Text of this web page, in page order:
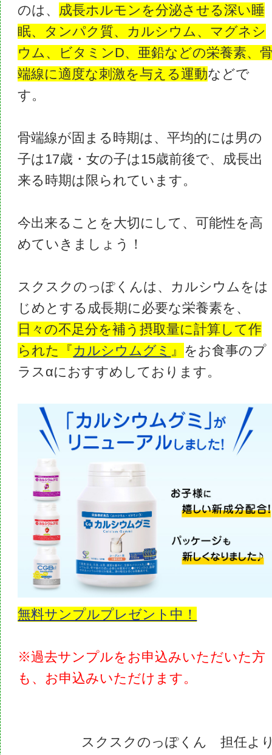
のは、 成長ホルモンを分泌させる深い睡
眠、タンパク質、カルシウム、マグネシ
ウム、ビタミンD、亜鉛などの栄養素、
端線に適度な刺激を与える運動などで
す。
骨端線が固まる時期は、平均的には男の
子は17歳・女の子は15歳前後で、成長出
来る時期は限られています。
今出来ることを大切にして、可能性を高
めていきましょう！
スクスクのっぽくんは、カルシウムをは
じめとする成長期に必要な栄養素を、
日々の不足分を補う摂取量に計算して作
られた『カルシウムグミ 』 をお食事のプ
ラスαにおすすめしております。
無料サンプルプレゼント中！
※過去サンプルをお申込みいただいた方
も、お申込みいただけます。
スクスクのっぽくん 担任よ